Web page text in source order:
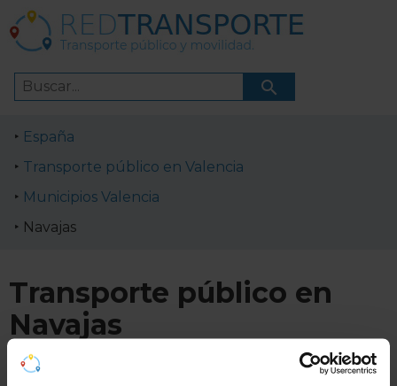
España
Transporte público en Valencia
Municipios Valencia
Navajas
Transporte público en
Navajas
Horarios de líneas de transporte público en Navajas.